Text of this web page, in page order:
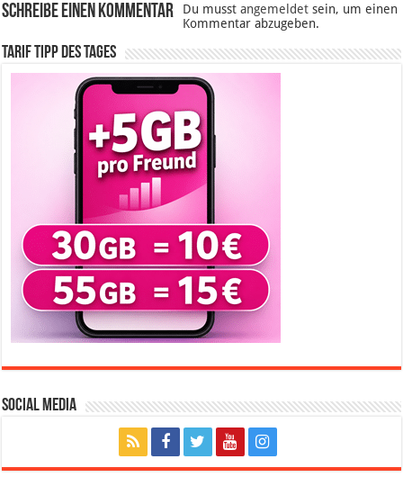
Schreibe einen Kommentar Du musstangemeldet sein, um einen
Kommentar abzugeben.
Tarif Tipp des Tages
Social Media